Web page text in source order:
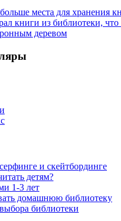
места для хранения
книги из библиотеки,
деревом
и скейтбординге
детям?
1-3 лет
домашнюю библиотеку
библиотеки